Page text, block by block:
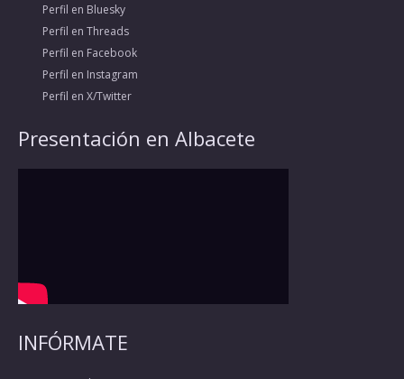
Perfil en Bluesky
Perfil en Threads
Perfil en Facebook
Perfil en Instagram
Perfil en X/Twitter
Presentación en Albacete
INFÓRMATE